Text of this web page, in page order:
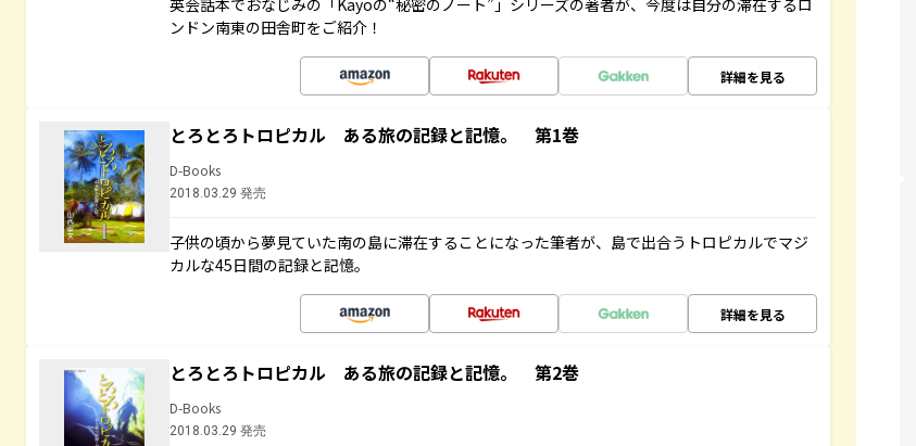
英会話本でおなじみの「Kayoの“秘密のノート”」シリーズの著者が、今度は自分の滞在するロ
ンドン南東の田舎町をご紹介！
詳細を見る
とろとろトロピカル ある旅の記録と記憶。 第1巻
D-Books
2018.03.29 発売
子供の頃から夢見ていた南の島に滞在することになった筆者が、島で出合うトロピカルでマジ
カルな45日間の記録と記憶。
詳細を見る
とろとろトロピカル ある旅の記録と記憶。 第2巻
D-Books
2018.03.29 発売